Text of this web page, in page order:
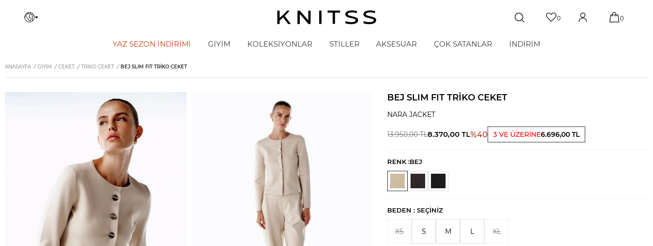
0 0
YAZ SEZON İNDIRIMI GİYİM KOLEKSİYONLAR STİLLER AKSESUAR ÇOK SATANLAR İNDİRİM
ANASAYFA / GİYİM / CEKET / TRIKO CEKET / BEJ SLIM FIT TRIKO CEKET
BEJ SLIM FIT TRIKO CEKET
NARA JACKET
13.950,00TL8.370,00 TL%40 3 VE ÜZERİNE6.696,00 TL
RENK :BEJ
BEDEN :SEÇINIZ
XS S M L XL